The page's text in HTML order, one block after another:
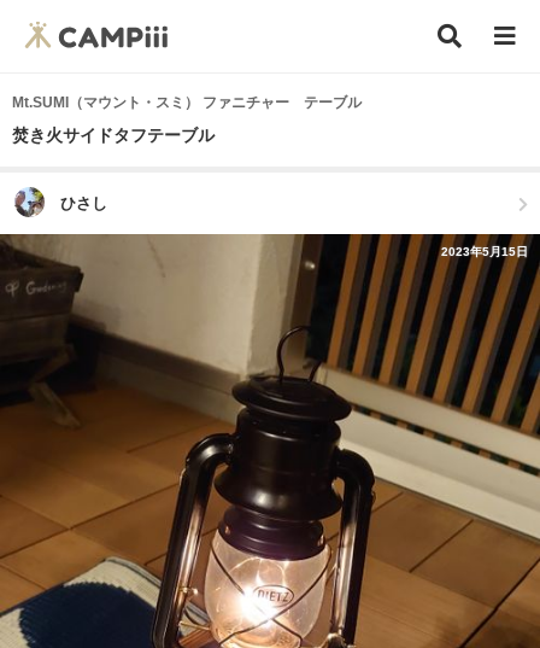
Mt.SUMI（マウント・スミ） ファニチャー テーブル
焚き火サイドタフテーブル
ひさし
2023年5月15日